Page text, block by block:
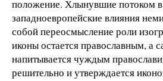
положение. Хлынувшие потоком
западноевропейские влияния
собой переосмысление роли
иконы остается православным, а
напитывается чуждым
решительно и утверждается